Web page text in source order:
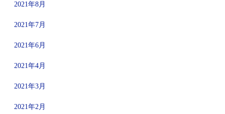
2021年8月
2021年7月
2021年6月
2021年4月
2021年3月
2021年2月